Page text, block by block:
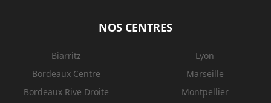
NOS CENTRES
Biarritz
Bordeaux Centre
Bordeaux Rive Droite
Lyon
Marseille
Montpellier